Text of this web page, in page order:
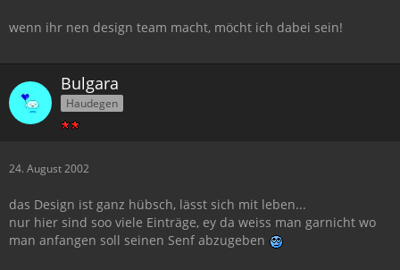
wenn ihr nen design team macht, möcht ich dabei sein!
Bulgara
Haudegen
24. August 2002
das Design ist ganz hübsch, lässt sich mit leben...
nur hier sind soo viele Einträge, ey da weiss man garnicht wo
man anfangen soll seinen Senf abzugeben